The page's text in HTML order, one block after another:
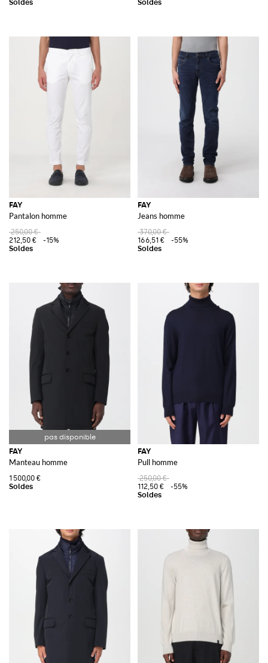
FAY
Pantalon homme
250,00 €
212,50 €
-15%
FAY
Jeans homme
370,00 €
166,51 €
-55%
FAY
Manteau homme
1 500,00 €
FAY
Pull homme
250,00 €
112,50 €
-55%